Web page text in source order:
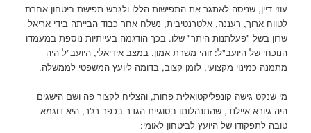
עוזי דיין, שניסה לאתגר את התפישות הללו ולגבש תפישת ביטחון אחרת
לטווח ארוך, רעננה, אלטרנטיבית, נשלח אחר כבוד הבייתה בידי אריאל
שרון בשל "פעלתנות היתר" שלו. בכך הודגמה בעייתיות נוספת במעמדו
הנוכחי של היועב"ל: זוהי משרת אמון. במצב אידיאלי, היועב"ל היה
מתמנה כמינוי מקצועי, לזמן קצוב, בדומה ליועץ המשפטי לממשלה.
מי שנקט גישה קונפליקטואלית פחות, והצליח לקצור פה ושם הישגים
היה גיורא איילנד, שהתנהלותו בסוגיית הגדר בכפר רג'ר, היא דוגמא
טובה לתפקודו של היועץ לביטחון לאומי: